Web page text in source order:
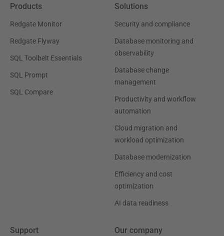
Products
Redgate Monitor
Redgate Flyway
SQL Toolbelt Essentials
SQL Prompt
SQL Compare
Solutions
Security and compliance
Database monitoring and
observability
Database change
management
Productivity and workflow
automation
Cloud migration and
workload optimization
Database modernization
Efficiency and cost
optimization
AI data readiness
Support Our company